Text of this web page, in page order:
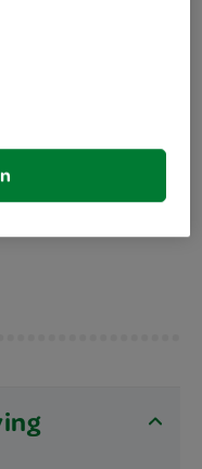
unieke receptuur